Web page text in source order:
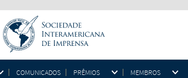
COMUNICADOS PRÊMIOS MEMBROS